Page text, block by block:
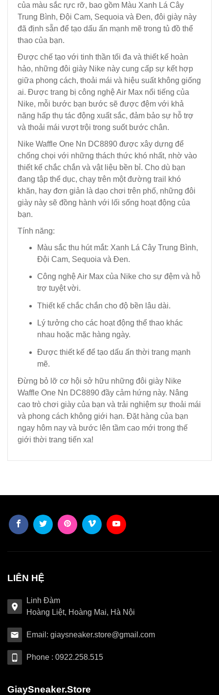
của màu sắc rực rỡ, bao gồm Màu Xanh Lá Cây
Trung Bình, Đội Cam, Sequoia và Đen, đôi giày này
đã định sẵn để tạo dấu ấn mạnh mẽ trong tủ đồ thể
thao của bạn.
Được chế tạo với tinh thần tối đa và thiết kế hoàn
hảo, những đôi giày Nike này cung cấp sự kết hợp
giữa phong cách, thoải mái và hiệu suất không giống
ai. Được trang bị công nghệ Air Max nổi tiếng của
Nike, mỗi bước bạn bước sẽ được đệm với khả
năng hấp thụ tác động xuất sắc, đảm bảo sự hỗ trợ
và thoải mái vượt trội trong suốt bước chân.
Nike Waffle One Nn DC8890 được xây dựng để
chống chọi với những thách thức khó nhất, nhờ vào
thiết kế chắc chắn và vật liệu bền bỉ. Cho dù bạn
đang tập thể dục, chạy trên một đường trail khó
khăn, hay đơn giản là dạo chơi trên phố, những đôi
giày này sẽ đồng hành với lối sống hoạt động của
bạn.
Tính năng:
Màu sắc thu hút mắt: Xanh Lá Cây Trung Bình,
Đội Cam, Sequoia và Đen.
Công nghệ Air Max của Nike cho sự đệm và hỗ
trợ tuyệt vời.
Thiết kế chắc chắn cho độ bền lâu dài.
Lý tưởng cho các hoạt động thể thao khác
nhau hoặc mặc hàng ngày.
Được thiết kế để tạo dấu ấn thời trang mạnh
mẽ.
Đừng bỏ lỡ cơ hội sở hữu những đôi giày Nike
Waffle One Nn DC8890 đầy cảm hứng này. Nâng
cao trò chơi giày của bạn và trải nghiệm sự thoải mái
và phong cách không giới hạn. Đặt hàng của bạn
ngay hôm nay và bước lên tầm cao mới trong thế
giới thời trang tiến xa!
LIÊN HỆ
Linh Đàm
Hoàng Liệt, Hoàng Mai, Hà Nội
Email: giaysneaker.store@gmail.com
Phone : 0922.258.515
GiaySneaker.Store